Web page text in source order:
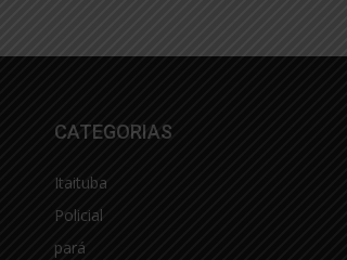
CATEGORIAS
Itaituba
Policial
pará